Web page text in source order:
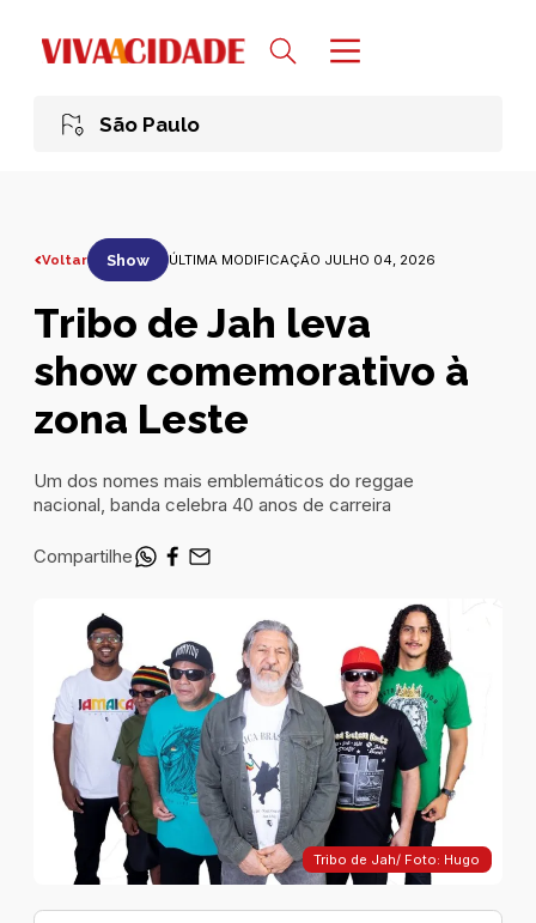
São Paulo
Voltar Show ÚLTIMA MODIFICAÇÃO JULHO 04, 2026
Tribo de Jah leva
show comemorativo à
zona Leste
Um dos nomes mais emblemáticos do reggae
nacional, banda celebra 40 anos de carreira
Compartilhe
Tribo de Jah/ Foto: Hugo